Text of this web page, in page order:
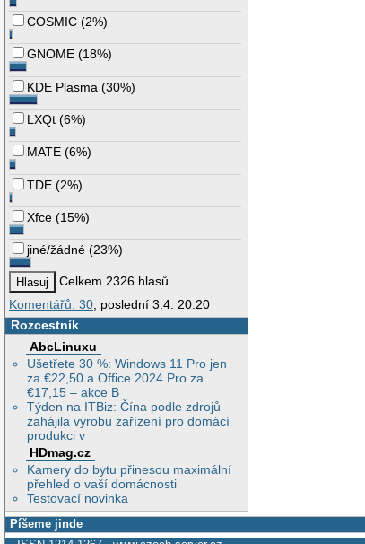
COSMIC (2%)
GNOME (18%)
KDE Plasma (30%)
LXQt (6%)
MATE (6%)
TDE (2%)
Xfce (15%)
jiné/žádné (23%)
Celkem 2326 hlasů
Komentářů: 30 , poslední 3.4. 20:20
Rozcestník
AbcLinuxu
Ušetřete 30 %: Windows 11 Pro jen
za €22,50 a Office 2024 Pro za
€17,15 – akce B
Týden na ITBiz: Čína podle zdrojů
zahájila výrobu zařízení pro domácí
produkci v
HDmag.cz
Kamery do bytu přinesou maximální
přehled o vaší domácnosti
Testovací novinka
Píšeme jinde